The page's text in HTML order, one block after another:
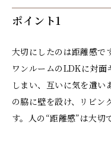
ポイント1
大切にしたのは距離感です
ワンルームのLDKに対面
しまい、互いに気を遣い
の脇に壁を設け、リビン
す。人の“距離感”は大切